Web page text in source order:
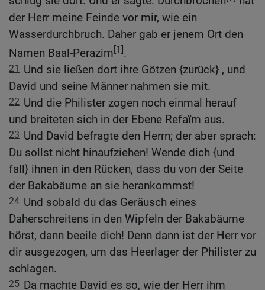
der Herr meine Feinde vor mir, wie ein
Wasserdurchbruch. Daher gab er jenem Ort den
Namen Baal-Perazim[1].
21 Und sie ließen dort ihre Götzen {zurück} , und
David und seine Männer nahmen sie mit.
22 Und die Philister zogen noch einmal herauf
und breiteten sich in der Ebene Refaïm aus.
23 Und David befragte den Herrn; der aber sprach:
Du sollst nicht hinaufziehen! Wende dich {und
fall} ihnen in den Rücken, dass du von der Seite
der Bakabäume an sie herankommst!
24 Und sobald du das Geräusch eines
Daherschreitens in den Wipfeln der Bakabäume
hörst, dann beeile dich! Denn dann ist der Herr vor
dir ausgezogen, um das Heerlager der Philister zu
schlagen.
25 Da machte David es so, wie der Herr ihm